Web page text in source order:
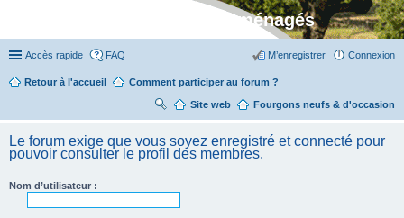
Stylevan - Vans aménagés
Accès rapide FAQ Connexion
M’enregistrer
Retour à l'accueil Comment participer au forum ?
Fourgons neufs & d'occasion
Site web
R
her
ch
er
Le forum exige que vous soyez enregistré et connecté pour
pouvoir consulter le profil des membres.
Nom d’utilisateur :